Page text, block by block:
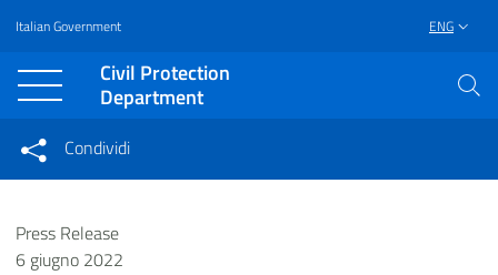
Vai al contenuto principale
Raggiungi il piè di pagina
Italian Government ENG
Civil Protection
Department
Condividi su Facebook
Condividi
Condividi sui social network
Press Release
6 giugno 2022